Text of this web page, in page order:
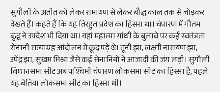
सुगौली के अतीत को लेकर रामायण से लेकर बौद्ध काल तक से जोड़कर
देखते हैं। कहते हैं कि यह तिरहुत प्रदेश का हिस्सा था। चंपारण में गौतम
बुद्ध ने उपदेश भी दिया था। यहां महात्मा गांधी के बुलावे पर कई स्वतंत्रता
सेनानी सत्याग्रह आंदोलन में कूद पड़े थे। तूनी झा, लक्ष्मी नारायण झा,
उपेंद्र झा, सुखम मिश्रा जैसे कई सेनानियों ने आजादी की जंग लड़ी। सुगौली
विधानसभा सीट अब पश्चिमी चंपारण लोकसभा सीट का हिस्सा है, पहले
यह बेतिया लोकसभा सीट का हिस्सा थी।